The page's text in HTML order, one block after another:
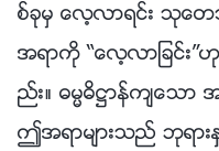
စ္ခုမွ ေလ့လာရင္း သုေ
အရာကို “ေလ့လာျခင္း
ည္း။ ဓမၼဓိ႒ာန္က်ေသာ
ဤအရာမ်ားသည္ ဘုရားႏ